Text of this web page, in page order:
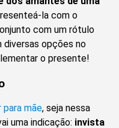
la com o
com um rótulo
opções no
o presente!
para mãe, seja nessa
uma indicação: invista